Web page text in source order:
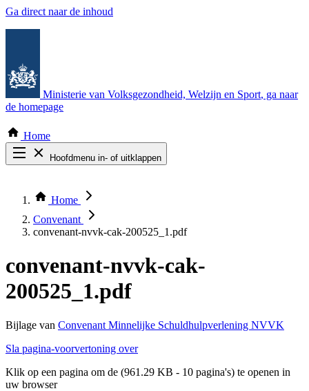
Ga direct naar de inhoud
Ministerie van Volksgezondheid, Welzijn en Sport, ga naar
de homepage
Home
Hoofdmenu in- of uitklappen
Thema COVID-19
Bekijk per bestuursorgaan
Home
Convenant
convenant-nvvk-cak-200525_1.pdf
convenant-nvvk-cak-
200525_1.pdf
Bijlage van Convenant Minnelijke Schuldhulpverlening NVVK
Sla pagina-voorvertoning over
Klik op een pagina om de (961.29 KB - 10 pagina's) te openen in
uw browser